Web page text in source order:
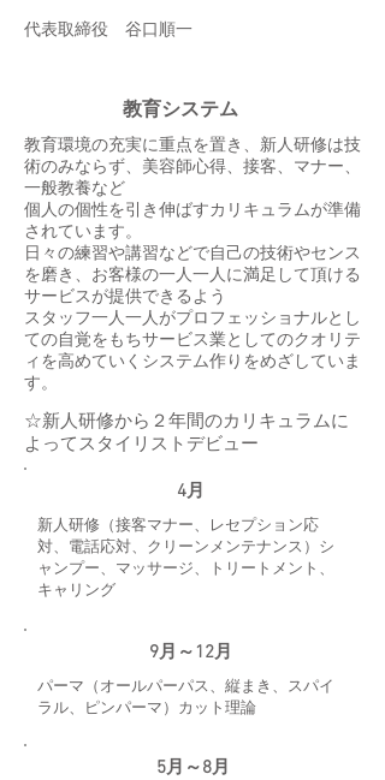
代表取締役 谷口順一
教育環境の充実に重点を置き、新人研修は技
術のみならず、美容師心得、接客、マナー、
一般教養など
個人の個性を引き伸ばすカリキュラムが準備
されています。
日々の練習や講習などで自己の技術やセンス
を磨き、お客様の一人一人に満足して頂ける
サービスが提供できるよう
スタッフ一人一人がプロフェッショナルとし
ての自覚をもちサービス業としてのクオリテ
ィを高めていくシステム作りをめざしていま
す。
教育システム
新人研修（接客マナー、レセプション応
対、電話応対、クリーンメンテナンス）シ
ャンプー、マッサージ、トリートメント、
キャリング
4月
☆新人研修から２年間のカリキュラムに
よってスタイリストデビュー
9月～12月
パーマ（オールパーパス、縦まき、スパイ
ラル、ピンパーマ）カット理論
5月～8月